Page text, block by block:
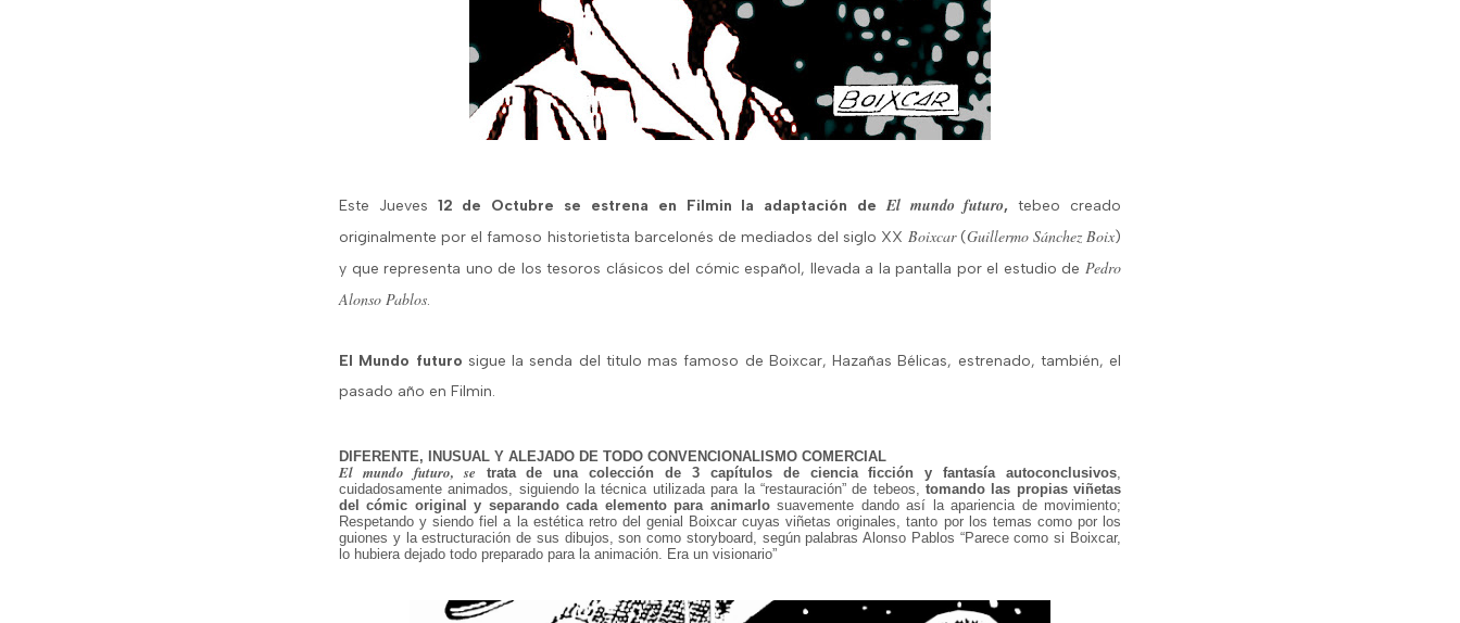
Este Jueves 12 de Octubre se estrena en Filmin la adaptación deEl mundo futuro, tebeo creado
originalmente por el famoso historietista barcelonés de mediados del siglo XX Boixcar(Guillermo Sánchez Boix)
y que representa uno de los tesoros clásicos del cómic español, llevada a la pantalla por el estudio de Pedro
Alonso Pablos.
El Mundo futuro sigue la senda del titulo mas famoso de Boixcar, Hazañas Bélicas, estrenado, también, el
pasado año en Filmin.
DIFERENTE, INUSUAL Y ALEJADO DE TODO CONVENCIONALISMO COMERCIAL
El mundo futuro, se trata de una colección de 3 capítulos de ciencia ficción y fantasía autoconclusivos,
cuidadosamente animados, siguiendo la técnica utilizada para la “restauración” de tebeos, tomando las propias viñetas
del cómic original y separando cada elemento para animarlosuavemente dando así la apariencia de movimiento;
Respetando y siendo fiel a la estética retro del genial Boixcar cuyas viñetas originales, tanto por los temas como por los
guiones y la estructuración de sus dibujos, son como storyboard, según palabras Alonso Pablos “Parece como si Boixcar,
lo hubiera dejado todo preparado para la animación. Era un visionario”